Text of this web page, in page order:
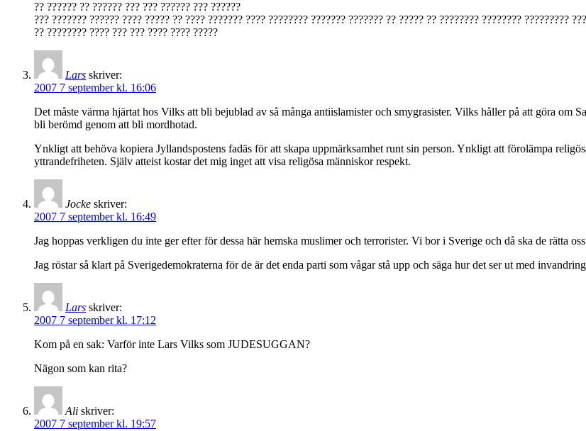
?? ?????? ?? ?????? ??? ??? ?????? ??? ??????
??? ??????? ?????? ???? ????? ?? ???? ??????? ???? ???????? ??????? ??????? ?? ????? ?? ???????? ???????? ?????????
?? ???????? ???? ??? ??? ???? ???? ?????
Lars skriver:
2007 7 september kl. 16:06
Det måste värma hjärtat hos Vilks att bli bejublad av så många antiislamister och smygrasister. Vilks håller på att göra om
bli berömd genom att bli mordhotad.
Ynkligt att behöva kopiera Jyllandspostens fadäs för att skapa uppmärksamhet runt sin person. Ynkligt att förolämpa
yttrandefriheten. Själv atteist kostar det mig inget att visa religösa människor respekt.
Jocke skriver:
2007 7 september kl. 16:49
Jag hoppas verkligen du inte ger efter för dessa här hemska muslimer och terrorister. Vi bor i Sverige och då ska de rätta
Jag röstar så klart på Sverigedemokraterna för de är det enda parti som vågar stå upp och säga hur det ser ut med
Lars skriver:
2007 7 september kl. 17:12
Kom på en sak: Varför inte Lars Vilks som JUDESUGGAN?
Nägon som kan rita?
Ali skriver:
2007 7 september kl. 19:57